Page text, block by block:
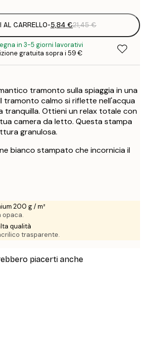
AL CARRELLO-5,84 €21,45 €
in 3-5 giorni lavorativi
gratuita sopra i 59 €
tramonto sulla spiaggia in una
tramonto calmo si riflette nell'acqua
tranquilla. Ottieni un relax totale con
camera da letto. Questa stampa
granulosa.
bianco stampato che incornicia il
200 g / m²
opaca.
qualità
trasparente.
piacerti anche